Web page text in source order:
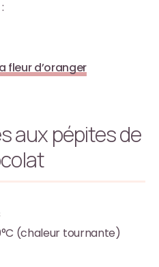
fleur d’oranger
aux pépites de
(chaleur tournante)